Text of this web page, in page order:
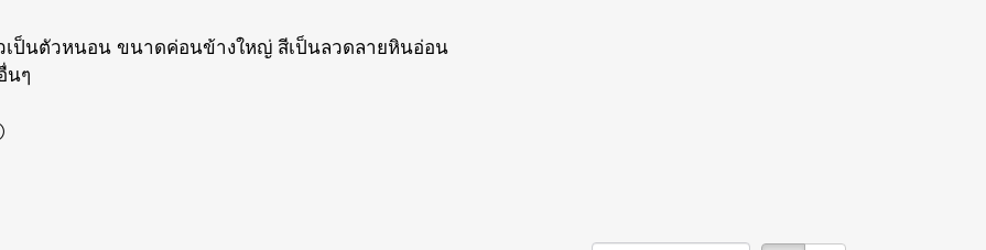
เป็นตัวหนอน ขนาดค่อนข้างใหญ่ สีเป็นลวดลายหินอ่อน
นๆ